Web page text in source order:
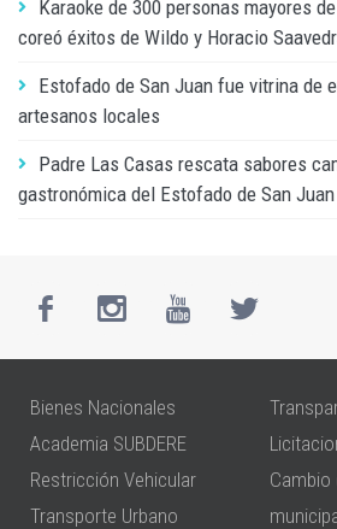
Karaoke de 300 personas mayores
coreó éxitos de Wildo y Horacio
Estofado de San Juan fue vitrina de
artesanos locales
Padre Las Casas rescata sabores
gastronómica del Estofado de San Juan
Bienes Nacionales
Academia SUBDERE
Restricción Vehicular
Transporte Urbano
Cambio